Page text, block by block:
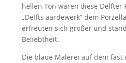
hellen Ton waren diese Delfter
„Delfts aardewerk“ dem
erfreuten sich großer und
Beliebtheit.
Die blaue Malerei auf dem